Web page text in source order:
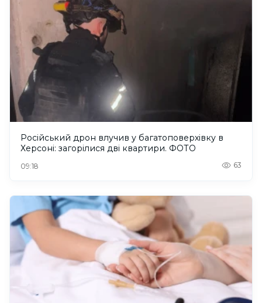
Російський дрон влучив у багатоповерхівку в
Херсоні: загорілися дві квартири. ФОТО
09:18 63